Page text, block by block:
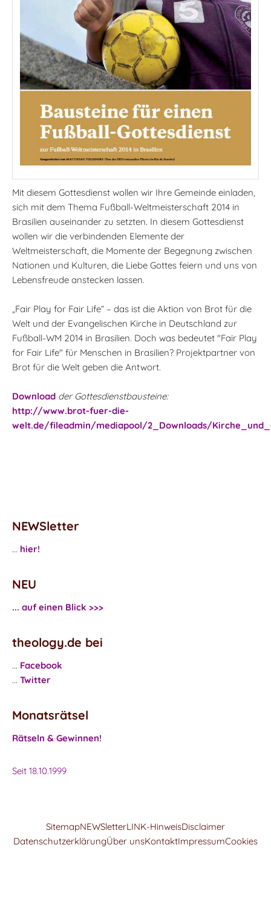
Mit diesem Gottesdienst wollen wir Ihre Gemeinde einladen,
sich mit dem Thema Fußball-Weltmeisterschaft 2014 in
Brasilien auseinander zu setzten. In diesem Gottesdienst
wollen wir die verbindenden Elemente der
Weltmeisterschaft, die Momente der Begegnung zwischen
Nationen und Kulturen, die Liebe Gottes feiern und uns von
Lebensfreude anstecken lassen.
„Fair Play for Fair Life“ – das ist die Aktion von Brot für die
Welt und der Evangelischen Kirche in Deutschland zur
Fußball-WM 2014 in Brasilien. Doch was bedeutet "Fair Play
for Fair Life" für Menschen in Brasilien? Projektpartner von
Brot für die Welt geben die Antwort.
Download der Gottesdienstbausteine:
http://www.brot-fuer-die-
welt.de/fileadmin/mediapool/2_Downloads/
NEWSletter
... hier!
NEU
... auf einen Blick >>>
theology.de bei
... Facebook
... Twitter
Monatsrätsel
Rätseln & Gewinnen!
Seit 18.10.1999
SitemapNEWSletterLINK-HinweisDisclaimer
DatenschutzerklärungÜber unsKontaktImpressumCookies